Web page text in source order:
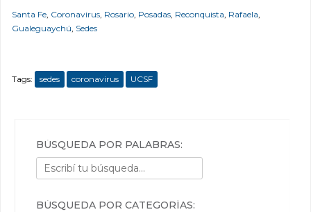
Santa Fe, Coronavirus, Rosario, Posadas, Reconquista, Rafaela,
Gualeguaychú, Sedes
Tags: sedes coronavirus UCSF
BÚSQUEDA POR PALABRAS:
BÚSQUEDA POR CATEGORÍAS: